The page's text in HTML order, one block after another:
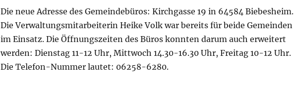
Die neue Adresse des Gemeindebüros: Kirchgasse 19 in 64584 Biebesheim.
Die Verwaltungsmitarbeiterin Heike Volk war bereits für beide Gemeinden
im Einsatz. Die Öffnungszeiten des Büros konnten darum auch erweitert
werden: Dienstag 11-12 Uhr, Mittwoch 14.30-16.30 Uhr, Freitag 10-12 Uhr.
Die Telefon-Nummer lautet: 06258-6280.